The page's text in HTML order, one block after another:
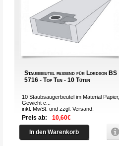
Staubbeutel passend für Lordson BS
5716 - Top Ten - 10 Tüten
10 Staubsaugerbeutel im Material Papier,
Gewicht c...
inkl. MwSt. und zzgl.Versand
Preis ab: 10,60€
In den Warenkorb